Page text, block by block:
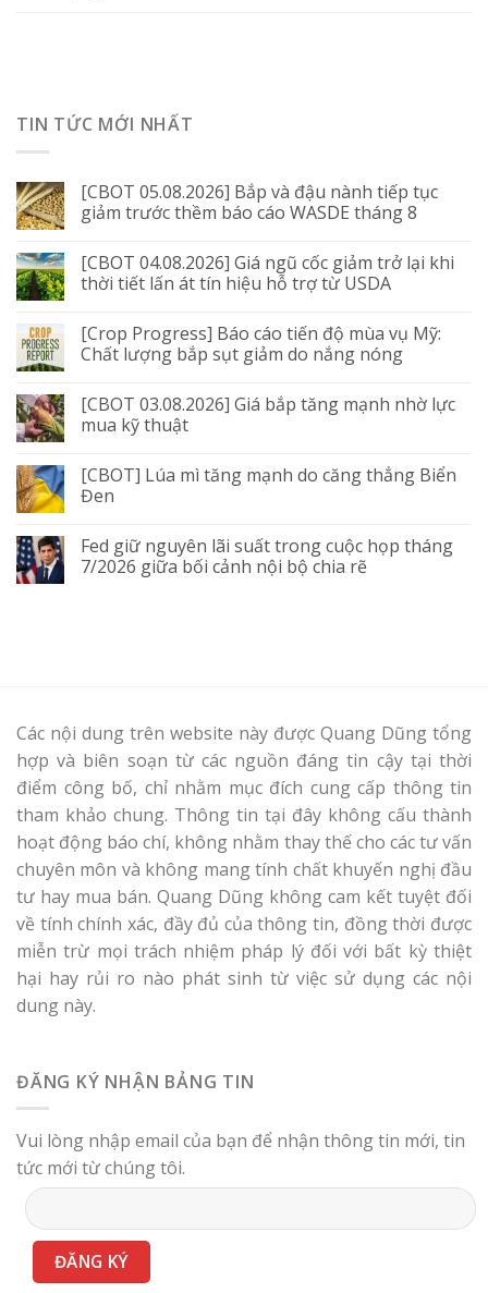
TIN TỨC MỚI NHẤT
[CBOT 05.08.2026] Bắp và đậu nành tiếp tục
giảm trước thềm báo cáo WASDE tháng 8
[CBOT 04.08.2026] Giá ngũ cốc giảm trở lại khi
thời tiết lấn át tín hiệu hỗ trợ từ USDA
[Crop Progress] Báo cáo tiến độ mùa vụ Mỹ:
Chất lượng bắp sụt giảm do nắng nóng
[CBOT 03.08.2026] Giá bắp tăng mạnh nhờ lực
mua kỹ thuật
[CBOT] Lúa mì tăng mạnh do căng thẳng Biển
Đen
Fed giữ nguyên lãi suất trong cuộc họp tháng
7/2026 giữa bối cảnh nội bộ chia rẽ
Các nội dung trên website này được Quang Dũng tổng
hợp và biên soạn từ các nguồn đáng tin cậy tại thời
điểm công bố, chỉ nhằm mục đích cung cấp thông tin
tham khảo chung. Thông tin tại đây không cấu thành
hoạt động báo chí, không nhằm thay thế cho các tư vấn
chuyên môn và không mang tính chất khuyến nghị đầu
tư hay mua bán. Quang Dũng không cam kết tuyệt đối
về tính chính xác, đầy đủ của thông tin, đồng thời được
miễn trừ mọi trách nhiệm pháp lý đối với bất kỳ thiệt
hại hay rủi ro nào phát sinh từ việc sử dụng các nội
dung này.
ĐĂNG KÝ NHẬN BẢNG TIN
Vui lòng nhập email của bạn để nhận thông tin mới, tin
tức mới từ chúng tôi.